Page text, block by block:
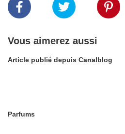
Vous aimerez aussi
Article publié depuis Canalblog
Parfums